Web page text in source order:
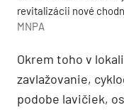
revitalizácii nové
MNPA
Okrem toho v
zavlažovanie,
podobe lavičiek,